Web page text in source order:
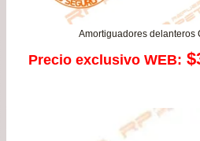
Amortiguadores delanteros
Precio exclusivo WEB: $